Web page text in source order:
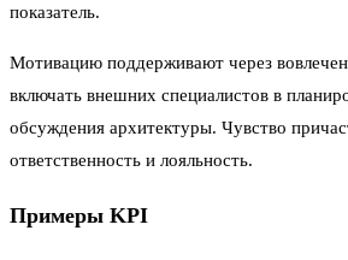
показатель.
Мотивацию поддерживают через
включать внешних специалистов в
обсуждения архитектуры. Чувство
ответственность и лояльность.
Примеры KPI